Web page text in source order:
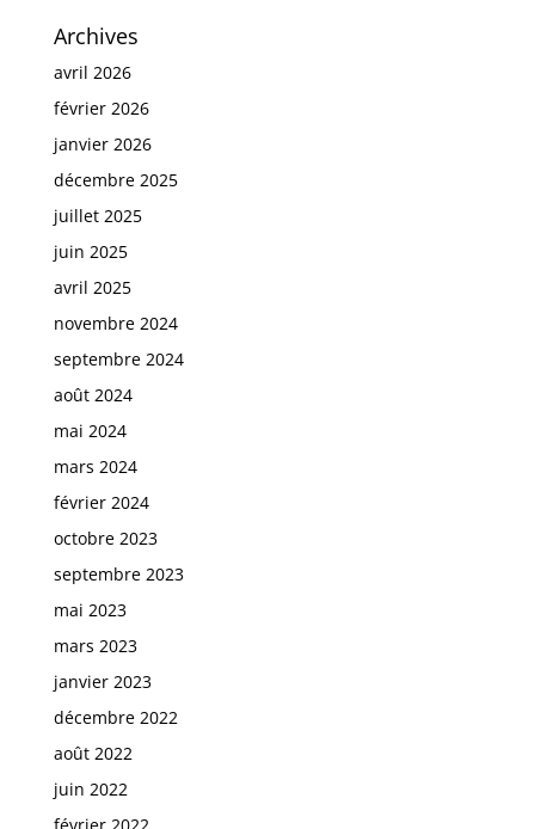
Archives
avril 2026
février 2026
janvier 2026
décembre 2025
juillet 2025
juin 2025
avril 2025
novembre 2024
septembre 2024
août 2024
mai 2024
mars 2024
février 2024
octobre 2023
septembre 2023
mai 2023
mars 2023
janvier 2023
décembre 2022
août 2022
juin 2022
février 2022